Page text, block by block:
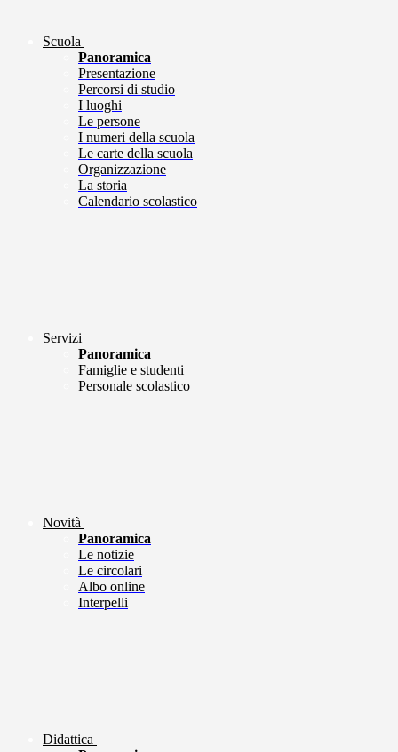
Scuola
Panoramica
Presentazione
Percorsi di studio
I luoghi
Le persone
I numeri della scuola
Le carte della scuola
Organizzazione
La storia
Calendario scolastico
Servizi
Panoramica
Famiglie e studenti
Personale scolastico
Novità
Panoramica
Le notizie
Le circolari
Albo online
Interpelli
Didattica